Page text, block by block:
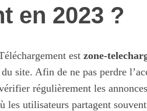
en 2023 ?
est zone-
site. Afin de ne pas perdre
régulièrement les
les utilisateurs partagent
illusion ?